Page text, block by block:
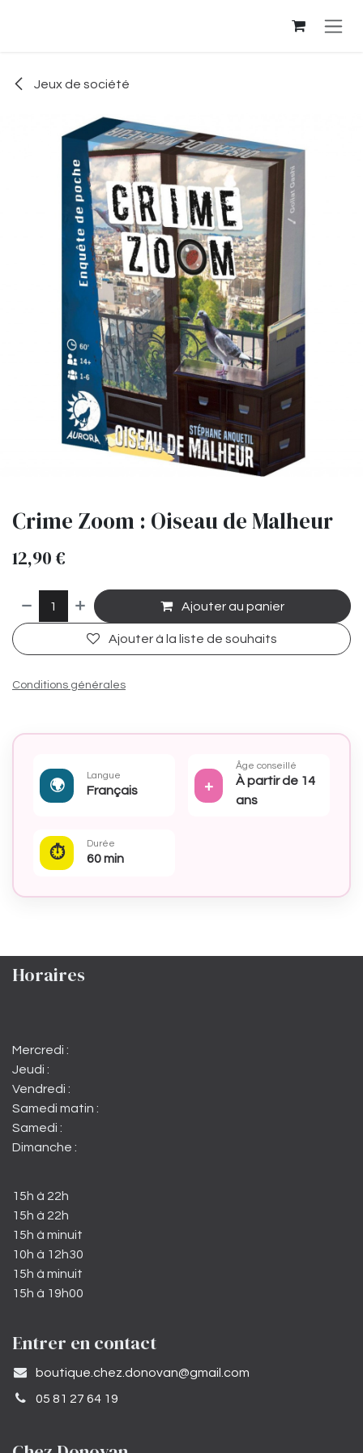
Jeux de société
Crime Zoom : Oiseau de Malheur
12,90 €
Ajouter au panier
Ajouter à la liste de souhaits
Conditions générales
🌍
Langue
Français +
Âge conseillé
À partir de 14
ans
⏱
Durée
60 min
Horaires
Mercredi :
Jeudi :
Vendredi :
Samedi matin :
Samedi :
Dimanche :
15h à 22h
15h à 22h
15h à minuit
10h à 12h30
15h à minuit
15h à 19h00
Entrer en contact
​boutique.chez.donovan@gmail.com​
05 81 27 64 19